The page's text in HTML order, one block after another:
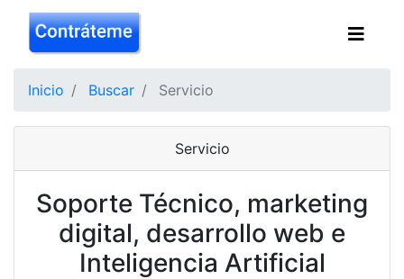
Inicio Buscar Servicio
Servicio
Soporte Técnico, marketing
digital, desarrollo web e
Inteligencia Artificial